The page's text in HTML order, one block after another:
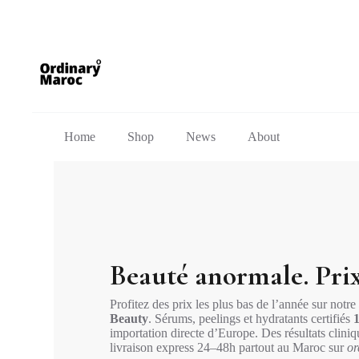
Home Shop News About
Beauté anormale.
Profitez des prix les plus bas de l’année sur
Beauty. Sérums, peelings et hydratants certifiés
importation directe d’Europe. Des résultats
livraison express 24–48h partout au Maroc sur